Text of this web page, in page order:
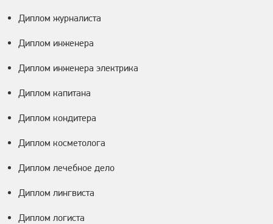
Диплом журналиста
Диплом инженера
Диплом инженера электрика
Диплом капитана
Диплом кондитера
Диплом косметолога
Диплом лечебное дело
Диплом лингвиста
Диплом логиста